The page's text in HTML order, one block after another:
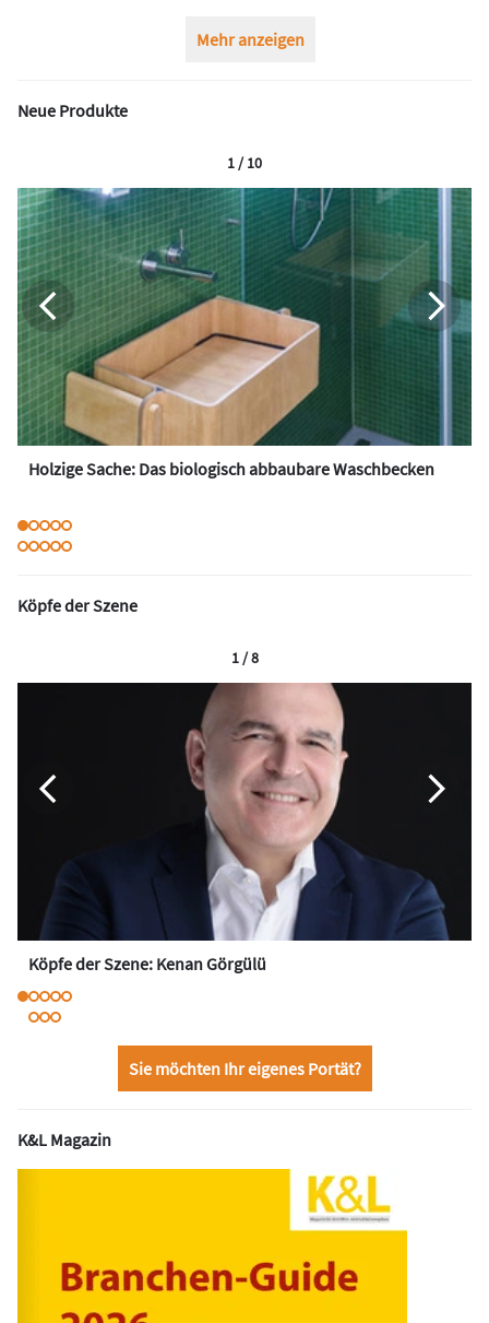
Mehr anzeigen
Neue Produkte
Holzige Sache: Das biologisch abbaubare Waschbecken
1 / 10
Köpfe der Szene
Köpfe der Szene: Kenan Görgülü
1 / 8
Sie möchten Ihr eigenes Portät?
K&L Magazin